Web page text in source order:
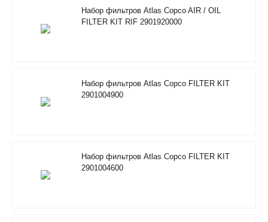
Набор фильтров Atlas Copco AIR / OIL
FILTER KIT RIF 2901920000
Набор фильтров Atlas Copco FILTER KIT
2901004900
Набор фильтров Atlas Copco FILTER KIT
2901004600